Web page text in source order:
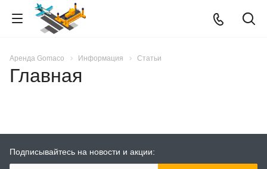
Аренда Gomaco Информация Статьи
Главная
Подписывайтесь на новости и акции: